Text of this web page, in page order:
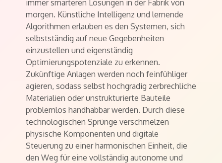
immer smarteren Lösungen in der Fabrik von
morgen. Künstliche Intelligenz und lernende
Algorithmen erlauben es den Systemen, sich
selbstständig auf neue Gegebenheiten
einzustellen und eigenständig
Optimierungspotenziale zu erkennen.
Zukünftige Anlagen werden noch feinfühliger
agieren, sodass selbst hochgradig zerbrechliche
Materialien oder unstrukturierte Bauteile
problemlos handhabbar werden. Durch diese
technologischen Sprünge verschmelzen
physische Komponenten und digitale
Steuerung zu einer harmonischen Einheit, die
den Weg für eine vollständig autonome und